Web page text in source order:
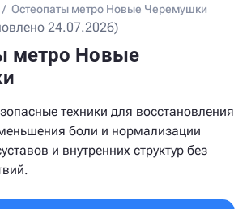
/ Остеопаты метро Новые Черемушки
24.07.2026)
метро Новые
техники для восстановления
боли и нормализации
и внутренних структур без